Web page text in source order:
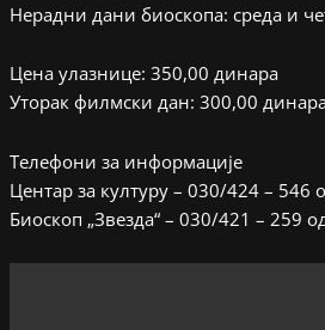
Нерадни дани биоскопа: среда и
Цена улазнице: 350,00 динара
Уторак филмски дан: 300,00
Телефони за информације
Центар за културу – 030/424 – 546
Биоскоп „Звезда“ – 030/421 – 259